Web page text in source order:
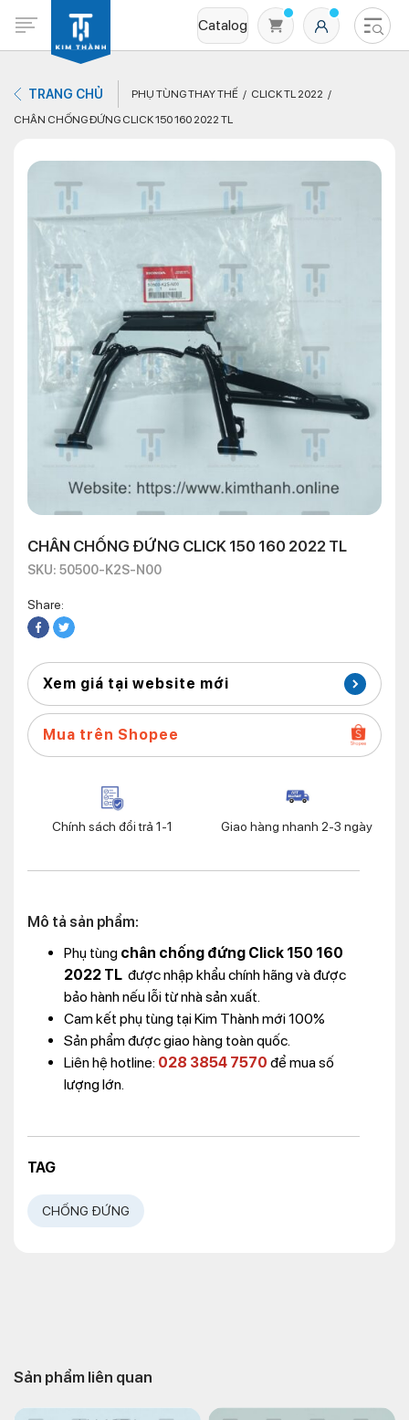
Catalog
Không có sản phẩm nào trong giỏ hàng
TRANG CHỦ PHỤ TÙNG THAY THẾ
CLICK TL 2022
CHÂN CHỐNG ĐỨNG CLICK 150 160 2022 TL
CHÂN CHỐNG ĐỨNG CLICK 150 160 2022 TL
SKU: 50500-K2S-N00
Share:
Xem giá tại website mới
Mua trên Shopee
Chính sách đổi trả 1-1 Giao hàng nhanh 2-3 ngày
Mô tả sản phẩm:
Phụ tùng chân chống đứng Click 150 160
2022 TL được nhập khẩu chính hãng và được
bảo hành nếu lỗi từ nhà sản xuất.
Cam kết phụ tùng tại Kim Thành mới 100%
Sản phẩm được giao hàng toàn quốc.
Liên hệ hotline: 028 3854 7570 để mua số
lượng lớn.
TAG
CHỐNG ĐỨNG
Sản phẩm liên quan